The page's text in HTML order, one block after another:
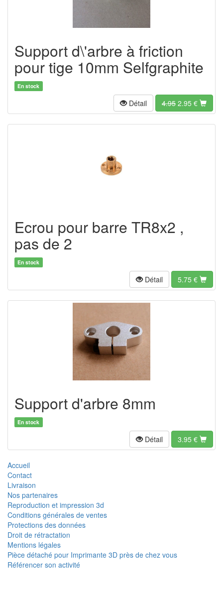
Support d\'arbre à friction
pour tige 10mm Selfgraphite
En stock
Détail 4.95 2.95 €
Ecrou pour barre TR8x2 ,
pas de 2
En stock
Détail 5.75 €
Support d'arbre 8mm
En stock
Détail 3.95 €
Accueil
Contact
Livraison
Nos partenaires
Reproduction et impression 3d
Conditions générales de ventes
Protections des données
Droit de rétractation
Mentions légales
Pièce détaché pour Imprimante 3D près de chez vous
Référencer son activité